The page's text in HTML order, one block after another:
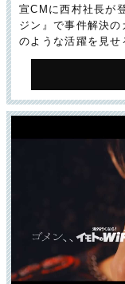
宣CMに西村社長が
ジン』で事件解決
のような活躍を見せ